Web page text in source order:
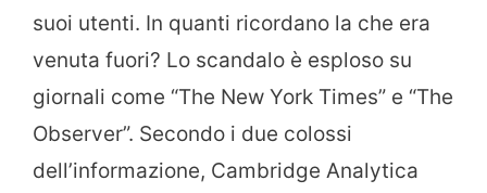
suoi utenti. In quanti ricordano la che era
venuta fuori? Lo scandalo è esploso su
giornali come “The New York Times” e “The
Observer”. Secondo i due colossi
dell’informazione, Cambridge Analytica